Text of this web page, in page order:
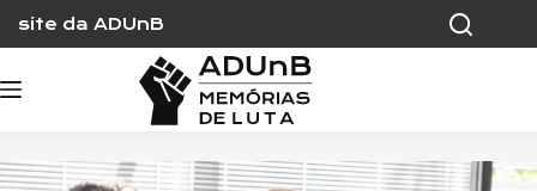
content
site da ADUnB